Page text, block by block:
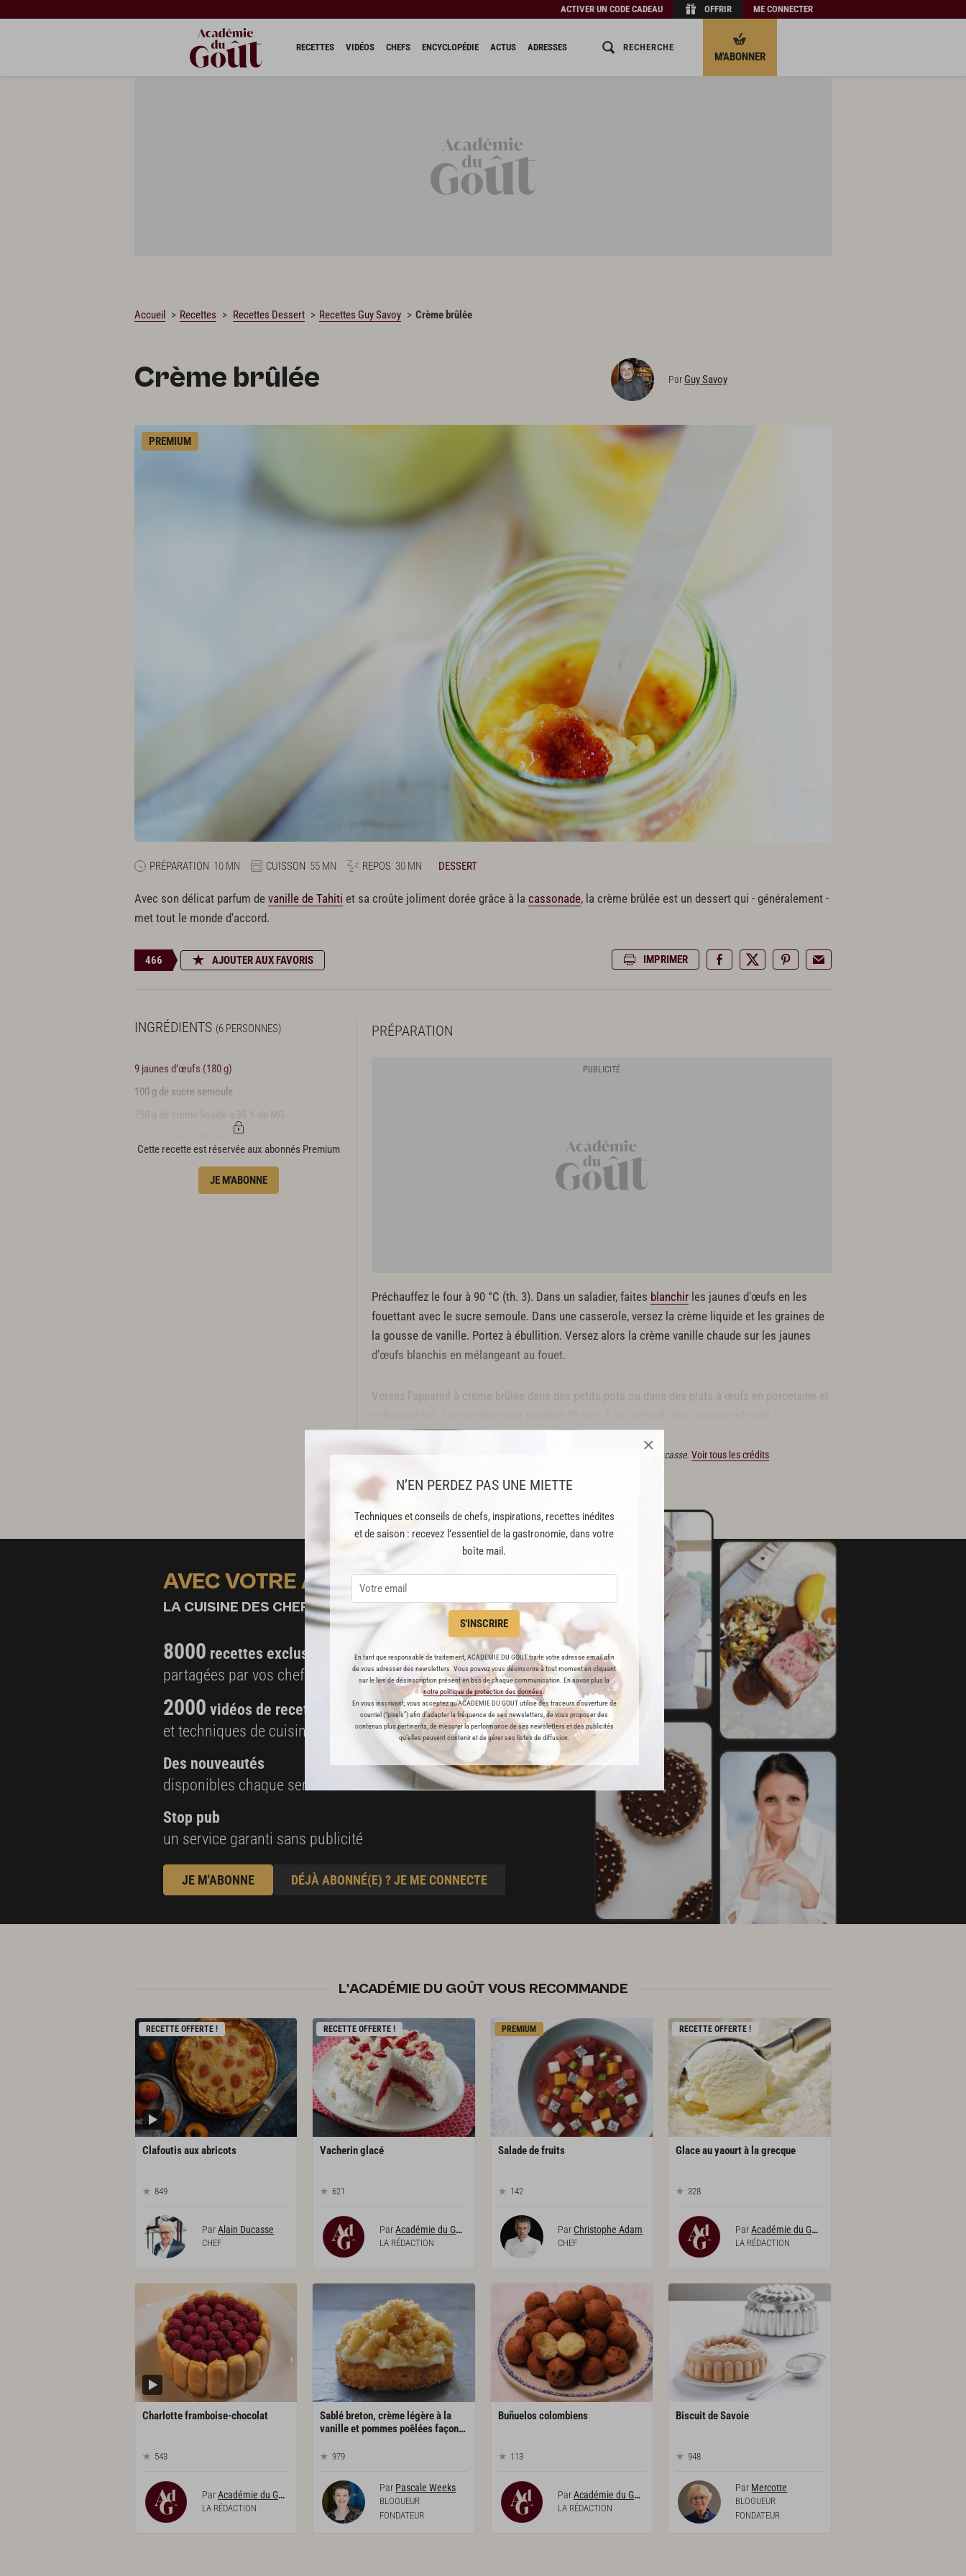
N’EN PERDEZ PAS UNE MIETTE
Techniques et conseils de chefs, inspirations, recettes inédites
et de saison : recevez l’essentiel de la gastronomie, dans votre
boîte mail.
S'INSCRIRE
En tant que responsable de traitement, ACADEMIE DU GOUT traite votre adresse email afin
de vous adresser des newsletters. Vous pouvez vous désinscrire à tout moment en cliquant
sur le lien de désinscription présent en bas de chaque communication. En savoir plus la
notre politique de protection des données.
En vous inscrivant, vous acceptez qu'ACADEMIE DU GOUT utilise des traceurs d’ouverture de
courriel (“pixels”) afin d’adapter la fréquence de ses newsletters, de vous proposer des
contenus plus pertinents, de mesurer la performance de ses newsletters et des publicités
qu’elles peuvent contenir et de gérer ses listes de diffusion.
×
ACTIVER UN CODE CADEAU OFFRIR ME CONNECTER
RECETTES VIDÉOS CHEFS ENCYCLOPÉDIE ACTUS ADRESSES RECHERCHE
M'ABONNER
Accueil Recettes Recettes Dessert Recettes Guy Savoy Crème brûlée
Crème brûlée Par Guy Savoy
PREMIUM
PRÉPARATION 10 MN CUISSON 55 MN REPOS 30 MN DESSERT
Avec son délicat parfum de vanille de Tahiti et sa croûte joliment dorée grâce à la cassonade, la crème brûlée est un dessert qui - généralement -
met tout le monde d'accord.
466 AJOUTER AUX FAVORIS IMPRIMER
INGRÉDIENTS (6 PERSONNES)
9 jaunes d’œufs (180 g)
100 g de sucre semoule
750 g de crème liquide à 35 % de MG
1 gousse de vanille de Tahiti
Cette recette est réservée aux abonnés Premium
JE M'ABONNE
PRÉPARATION
Préchauffez le four à 90 °C (th. 3). Dans un saladier, faites blanchirles jaunes d’œufs en les
fouettant avec le sucre semoule. Dans une casserole, versez la crème liquide et les graines de
la gousse de vanille. Portez à ébullition. Versez alors la crème vanille chaude sur les jaunes
d’œufs blanchis en mélangeant au fouet.
Versez l’appareil à crème brûlée dans des petits pots ou dans des plats à œufs en porcelaine et
température ambiante.
Cette recette est issue du livre "Desserts Savoy" publié aux Éditions Alain Ducasse. Voir tous les crédits
AVEC VOTRE ABONNEMENT PREMIUM
LA CUISINE DES CHEFS, ENFIN ACCESSIBLE !
8000 recettes exclusives
partagées par vos chefs préférés
2000 vidéos de recettes
et techniques de cuisine et pâtisserie
Des nouveautés
disponibles chaque semaine
Stop pub
un service garanti sans publicité
JE M'ABONNE DÉJÀ ABONNÉ(E) ? JE ME CONNECTE
L'ACADÉMIE DU GOÛT VOUS RECOMMANDE
RECETTE OFFERTE !
Clafoutisauxabricots
849
ParAlain Ducasse
CHEF
RECETTE OFFERTE !
Vacheringlacé
621
ParAcadémie du Goût
LA RÉDACTION
PREMIUM
Saladedefruits
142
Par Christophe Adam
CHEF
RECETTE OFFERTE !
Glaceauyaourtà lagrecque
328
ParAcadémie du Goût
LA RÉDACTION
Charlotteframboise-chocolat
543
ParAcadémie du Goût
LA RÉDACTION
Sablé breton, crème légère à la
vanille et pommes poêlées façon tartelette
979
Par Pascale Weeks
BLOGUEUR
FONDATEUR
Buñueloscolombiens
113
ParAcadémie du Goût
LA RÉDACTION
BiscuitdeSavoie
948
Par Mercotte
BLOGUEUR
FONDATEUR
CHARGEMENT…